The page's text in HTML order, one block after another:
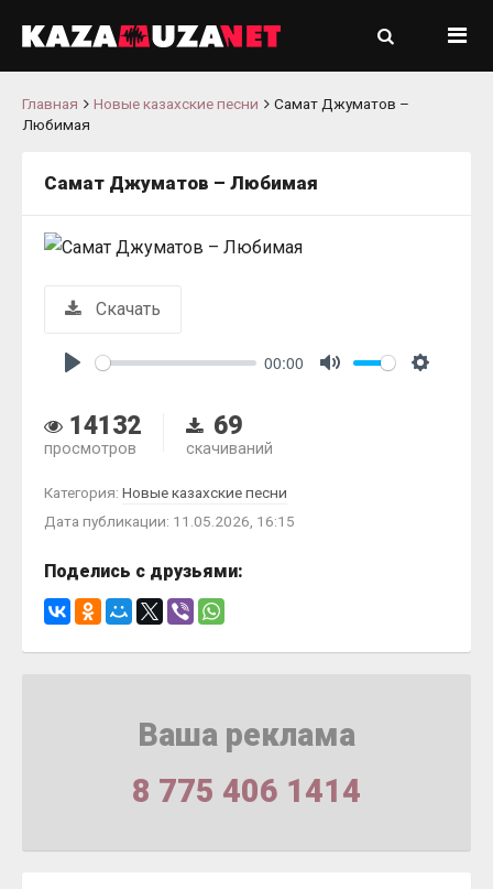
Главная Новые казахские песни
Самат Джуматов –
Любимая
Самат Джуматов – Любимая
Скачать
00:00
14132
просмотров
69
скачиваний
Категория: Новые казахские песни
Дата публикации: 11.05.2026, 16:15
Поделись с друзьями:
Ваша реклама
8 775 406 1414